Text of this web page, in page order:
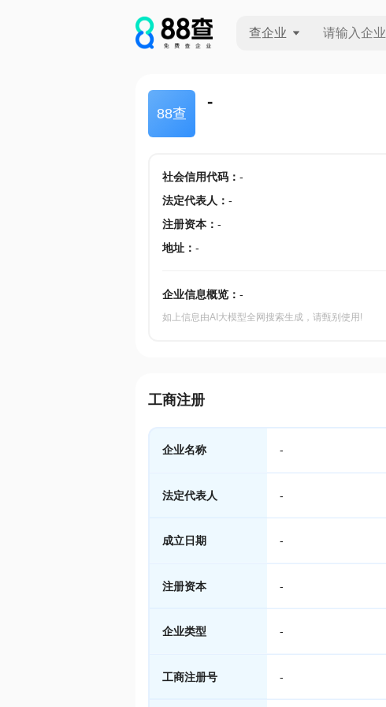
查企业
88查
-
社会信用代码： -
法定代表人 ： -
注册资本： -
地址： -
企业信息概览： -
如上信息由AI大模型全网搜索生成，请甄别使用!
工商注册
企业名称 -
法定代表人 -
成立日期 -
注册资本 -
企业类型 -
工商注册号 -